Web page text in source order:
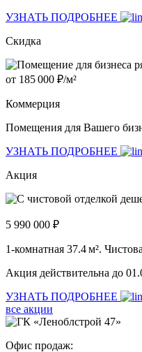
УЗНАТЬ ПОДРОБНЕЕ
Скидка
Коммерция
Помещения для Вашего
УЗНАТЬ ПОДРОБНЕЕ
Акция
5 990 000 ₽
1-комнатная 37.4 м².
Акция действительна до
УЗНАТЬ ПОДРОБНЕЕ
все акции
Офис продаж: